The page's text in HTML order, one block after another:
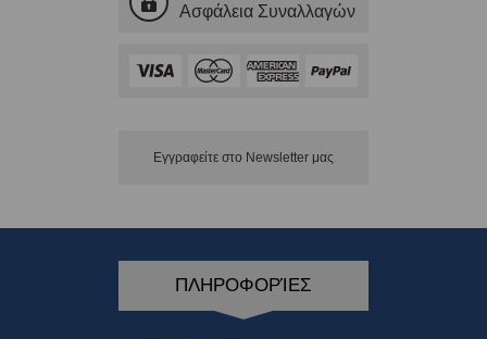
Ασφάλεια Συναλλαγών
Εγγραφείτε στο Νewsletter μας
ΠΛΗΡΟΦΟΡΊΕΣ